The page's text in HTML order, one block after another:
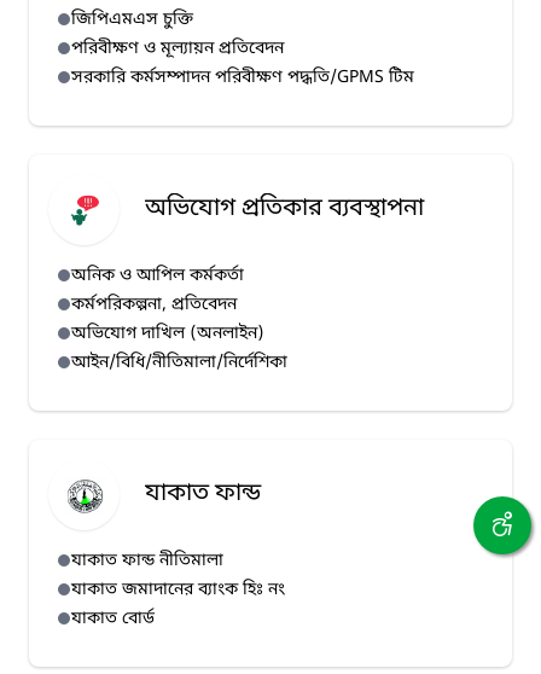
জিপিএমএস চুক্তি
পরিবীক্ষণ ও মূল্যায়ন প্রতিবেদন
সরকারি কর্মসম্পাদন পরিবীক্ষণ পদ্ধতি/GPMS টিম
অভিযোগ প্রতিকার ব্যবস্থাপনা
অনিক ও আপিল কর্মকর্তা
কর্মপরিকল্পনা, প্রতিবেদন
অভিযোগ দাখিল (অনলাইন)
আইন/বিধি/নীতিমালা/নির্দেশিকা
যাকাত ফান্ড
যাকাত ফান্ড নীতিমালা
যাকাত জমাদানের ব্যাংক হিঃ নং
যাকাত বোর্ড